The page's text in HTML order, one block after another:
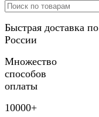
Быстрая доставка по
России
Множество
способов
оплаты
10000+